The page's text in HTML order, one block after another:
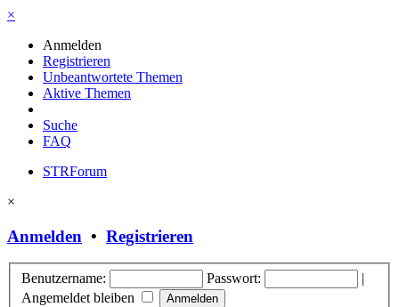
×
Anmelden
Registrieren
Unbeantwortete Themen
Aktive Themen
Suche
FAQ
STRForum
×
Anmelden • Registrieren
Benutzername: Passwort:
|
Angemeldet bleiben